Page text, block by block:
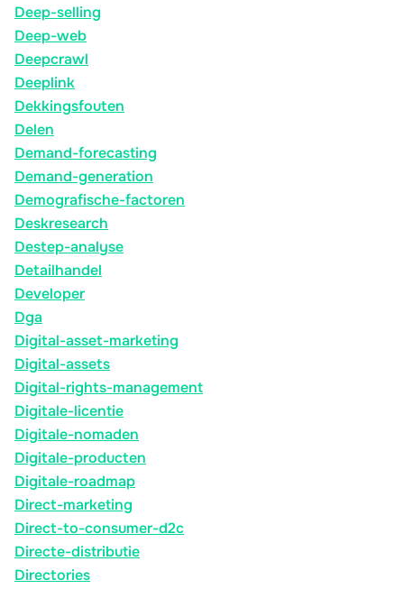
Deep-selling
Deep-web
Deepcrawl
Deeplink
Dekkingsfouten
Delen
Demand-forecasting
Demand-generation
Demografische-factoren
Deskresearch
Destep-analyse
Detailhandel
Developer
Dga
Digital-asset-marketing
Digital-assets
Digital-rights-management
Digitale-licentie
Digitale-nomaden
Digitale-producten
Digitale-roadmap
Direct-marketing
Direct-to-consumer-d2c
Directe-distributie
Directories